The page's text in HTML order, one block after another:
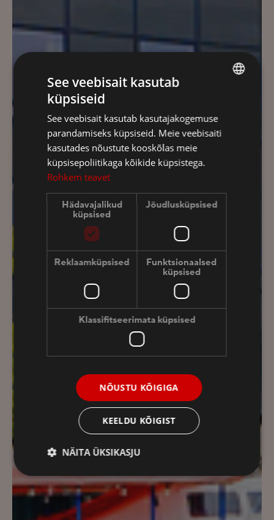
FINNISH
See veebisait kasutab
küpsiseid
See veebisait kasutab kasutajakogemuse
parandamiseks küpsiseid. Meie veebisaiti
kasutades nõustute kooskõlas meie
küpsisepoliitikaga kõikide küpsistega.
Rohkem teavet
Hädavajalikud
küpsised
Jõudlusküpsised
Reklaamküpsised
Funktsionaalsed
küpsised
Klassifitseerimata küpsised
NÕUSTU KÕIGIGA
KEELDU KÕIGIST
NÄITA ÜKSIKASJU